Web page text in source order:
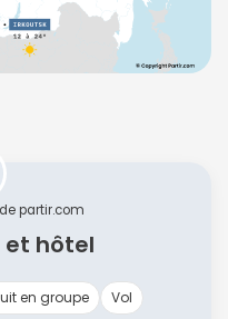
partir.com
et hôtel
en groupe Vol